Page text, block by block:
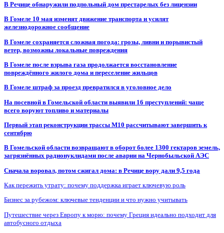
В Речице обнаружили подпольный дом престарелых без лицензии
В Гомеле 10 мая изменят движение транспорта и усилят
железнодорожное сообщение
В Гомеле сохраняется сложная погода: грозы, ливни и порывистый
ветер, возможны локальные повреждения
В Гомеле после взрыва газа продолжается восстановление
повреждённого жилого дома и переселение жильцов
В Гомеле штраф за проезд превратился в уголовное дело
На посевной в Гомельской области выявили 16 преступлений: чаще
всего воруют топливо и материалы
Первый этап реконструкции трассы М10 рассчитывают завершить к
сентябрю
В Гомельской области возвращают в оборот более 1300 гектаров земель,
загрязнённых радионуклидами после аварии на Чернобыльской АЭС
Сначала воровал, потом сжигал дома: в Речице вору дали 9,5 года
Как пережить утрату: почему поддержка играет ключевую роль
Бизнес за рубежом: ключевые тенденции и что нужно учитывать
Путешествие через Европу к морю: почему Греция идеально подходит для
автобусного отдыха